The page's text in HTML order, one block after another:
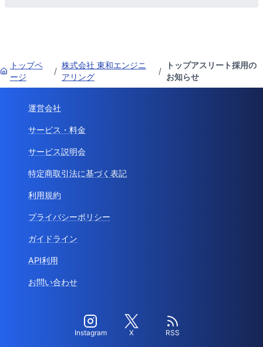
トップペ
ージ
/
株式会社 東和エンジニ
アリング
/
トップアスリート採用の
お知らせ
運営会社
サービス・料金
サービス説明会
特定商取引法に基づく表記
利用規約
プライバシーポリシー
ガイドライン
API利用
お問い合わせ
Instagram X RSS